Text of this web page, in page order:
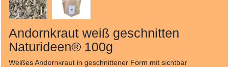
Andornkraut weiß geschnitten
Naturideen® 100g
Weißes Andornkraut in geschnittener Form mit sichtbar